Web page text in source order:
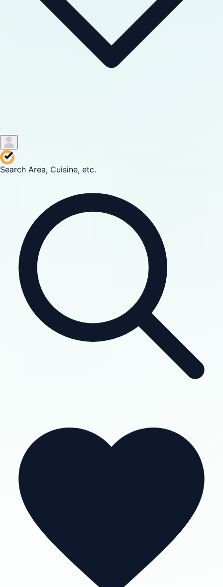
Search Area, Cuisine, etc.